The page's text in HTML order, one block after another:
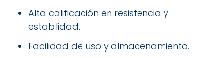
Alta calificación en resistencia y
estabilidad.
Facilidad de uso y almacenamiento.